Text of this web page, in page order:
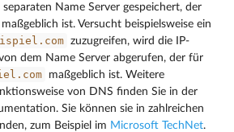
Name Server gespeichert, der
ist. Versucht beispielsweise ein
zuzugreifen, wird die IP-
dem Name Server abgerufen, der für
maßgeblich ist. Weitere
von DNS finden Sie in der
Sie können sie in zahlreichen
zum Beispiel im Microsoft TechNet.